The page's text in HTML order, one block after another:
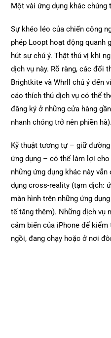
Một vài ứng dụng khác chúng
Sự khéo léo của chiến công
phép Loopt hoạt động quanh
hút sự chú ý. Thật thú vị khi
dịch vụ này. Rõ ràng, các đối
Brightkite và Whrll chú ý đến
cáo thích thú dịch vụ có thể
đăng ký ở những cửa hàng
nhanh chóng trở nên phiền hà).
Kỹ thuật tương tự – giữ
ứng dụng – có thể làm lợi
những ứng dụng khác này
dụng cross-reality (tạm dịch:
màn hình trên những ứng
tế tăng thêm). Những dịch vụ
cảm biến của iPhone để
ngồi, đang chạy hoặc ở nơi